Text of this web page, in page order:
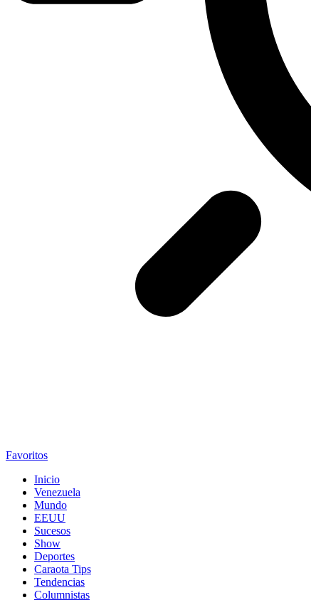
Favoritos
Inicio
Venezuela
Mundo
EEUU
Sucesos
Show
Deportes
Caraota Tips
Tendencias
Columnistas